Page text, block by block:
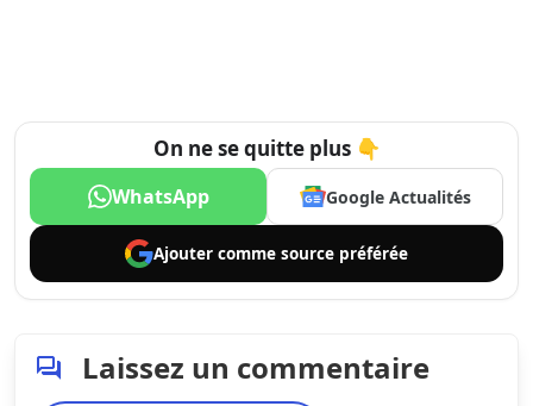
On ne se quitte plus 👇
WhatsApp Google Actualités
Ajouter comme source préférée
Laissez un commentaire